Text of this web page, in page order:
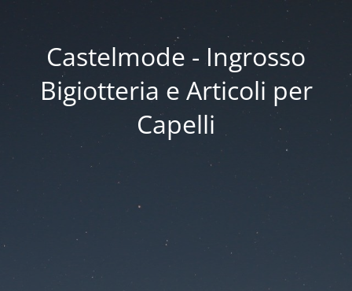
Castelmode - Ingrosso
Bigiotteria e Articoli per
Capelli